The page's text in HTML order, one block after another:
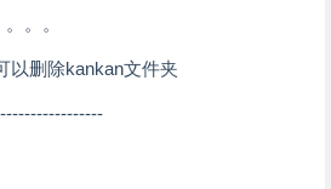
。。
以删除kankan文件夹